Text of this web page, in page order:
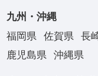
九州・沖縄
福岡県
佐賀県 長
鹿児島県
沖縄県